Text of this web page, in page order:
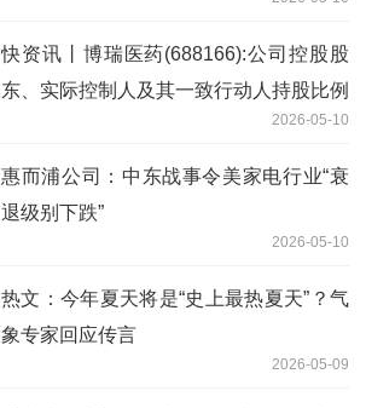
快资讯丨博瑞医药(688166):公司控股股
东、实际控制人及其一致行动人持股比例
被动稀释触及1%刻度的提示性公告2026-05-10
惠而浦公司：中东战事令美家电行业“衰
退级别下跌”
2026-05-10
热文：今年夏天将是“史上最热夏天”？气
象专家回应传言
2026-05-09